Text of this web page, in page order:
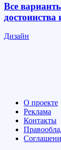
Все
достоинства
Дизайн
О проекте
Реклама
Контакты